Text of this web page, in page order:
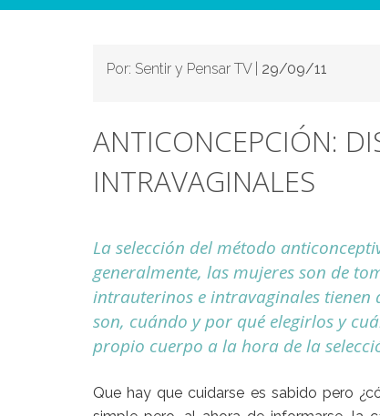
Por: Sentir y Pensar TV | 29/09/11
ANTICONCEPCIÓN:
INTRAVAGINALES
La selección del método
generalmente, las mujeres son de
intrauterinos e intravaginales tienen
son, cuándo y por qué elegirlos y
propio cuerpo a la hora de la
Que hay que cuidarse es sabido pero